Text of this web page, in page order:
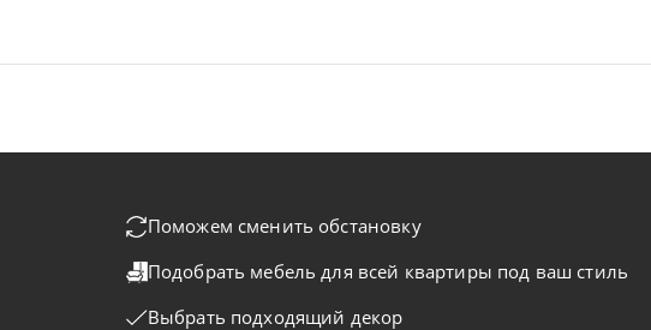
Поможем сменить обстановку
Подобрать мебель для всей квартиры под ваш стиль
Выбрать подходящий декор